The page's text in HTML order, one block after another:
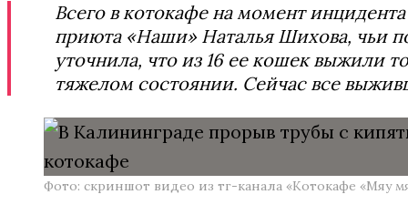
Всего в котокафе на момент
приюта «Наши» Наталья Шихова, чьи
уточнила, что из 16 ее кошек выжили
тяжелом состоянии. Сейчас все
Фото: скриншот видео из тг-канала «Котокафе «Мяу